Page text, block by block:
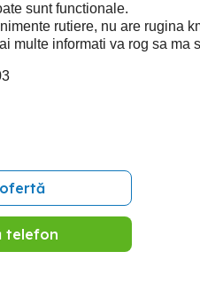
sunt functionale.
rutiere, nu are rugina
multe informati va rog sa ma
telefon